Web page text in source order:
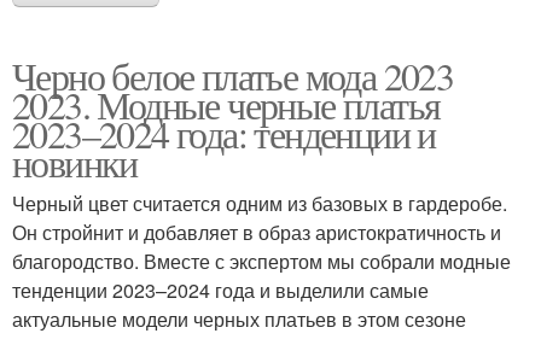
Черно белое платье мода 2023
2023. Модные черные платья
2023–2024 года: тенденции и
новинки
Черный цвет считается одним из базовых в гардеробе.
Он стройнит и добавляет в образ аристократичность и
благородство. Вместе с экспертом мы собрали модные
тенденции 2023–2024 года и выделили самые
актуальные модели черных платьев в этом сезоне